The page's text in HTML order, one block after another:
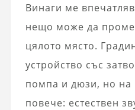
Винаги ме
нещо може да
цялото място.
устройство със
помпа и дюзи, но на
повече: естествен